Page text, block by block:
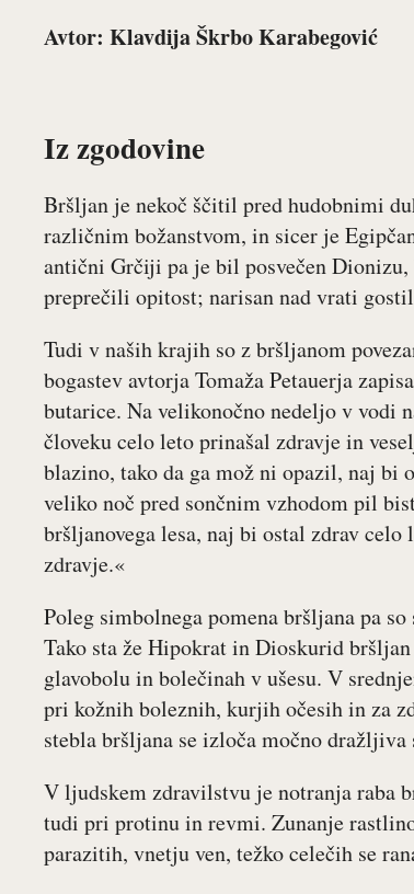
Avtor: Klavdija Škrbo Karabegović
Iz zgodovine
Bršljan je nekoč ščitil pred hudobnimi
različnim božanstvom, in sicer je
antični Grčiji pa je bil posvečen
preprečili opitost; narisan nad vrati
Tudi v naših krajih so z bršljanom
bogastev avtorja Tomaža Petauerja
butarice. Na velikonočno nedeljo v vodi
človeku celo leto prinašal zdravje in
blazino, tako da ga mož ni opazil, naj bi
veliko noč pred sončnim vzhodom pil
bršljanovega lesa, naj bi ostal zdrav
zdravje.«
Poleg simbolnega pomena bršljana pa
Tako sta že Hipokrat in Dioskurid
glavobolu in bolečinah v ušesu. V
pri kožnih boleznih, kurjih očesih in za
stebla bršljana se izloča močno
V ljudskem zdravilstvu je notranja raba
tudi pri protinu in revmi. Zunanje
parazitih, vnetju ven, težko celečih se